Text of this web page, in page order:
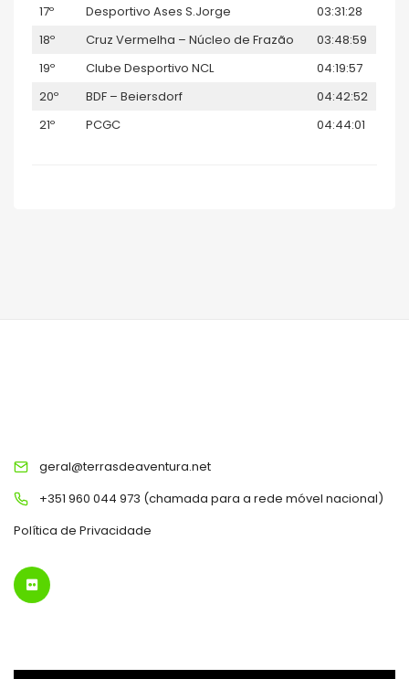
17º
Desportivo Ases S.Jorge
03:31:28
18º
Cruz Vermelha – Núcleo de Frazão
03:48:59
19º
Clube Desportivo NCL
04:19:57
20º
BDF – Beiersdorf
04:42:52
21º
PCGC 04:44:01
geral@terrasdeaventura.net
+351 960 044 973 (chamada para a rede móvel nacional)
Política de Privacidade